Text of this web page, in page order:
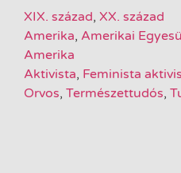
XIX. század, XX. század
Amerika, Amerikai
Amerika
Aktivista, Feminista
Orvos, Természettudós,